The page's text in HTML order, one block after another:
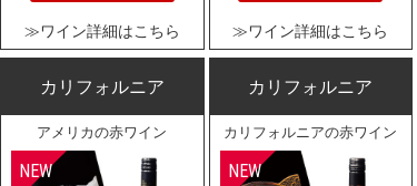
≫ワイン詳細はこちら ≫ワイン詳細はこちら
カリフォルニア
アメリカの赤ワイン
カリフォルニア
カリフォルニアの赤ワイン